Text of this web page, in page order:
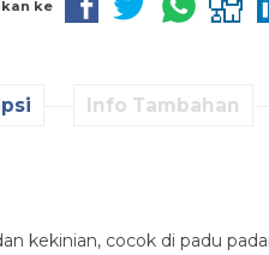
ke
Info Tambahan
kekinian, cocok di padu